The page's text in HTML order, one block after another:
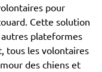
pour
Cette solution
plateformes
tous les volontaires
des chiens et